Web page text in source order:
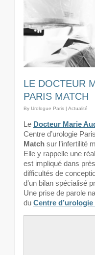
LE DOCTEUR
PARIS MATCH
By Urologue Paris | Actualité
Le Docteur Marie
Centre d’urologie
Match sur l’infertilité
Elle y rappelle une
est impliqué dans
difficultés de
d’un bilan spécialisé
Une prise de parole
du Centre d’urologie